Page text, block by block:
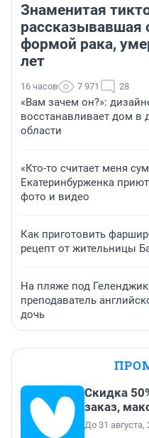
Знаменитая
рассказывавшая
формой рака,
лет
16 часов 7 971 28
«Вам зачем он?»:
восстанавливает дом в
области
«Кто-то считает меня
Екатеринбурженка
фото и видео
Как приготовить
рецепт от жительницы
На пляже под
преподаватель
дочь
Скидка
заказ,
До 31 августа,